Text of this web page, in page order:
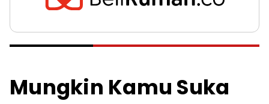
Mungkin Kamu Suka